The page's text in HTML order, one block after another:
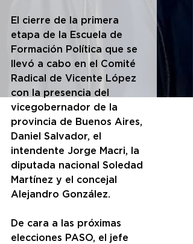
El cierre de la primera
etapa de la Escuela de
Formación Política que se
llevó a cabo en el Comité
Radical de Vicente López
con la presencia del
vicegobernador de la
provincia de Buenos Aires,
Daniel Salvador, el
intendente Jorge Macri, la
diputada nacional Soledad
Martínez y el concejal
Alejandro González.
De cara a las próximas
elecciones PASO, el jefe